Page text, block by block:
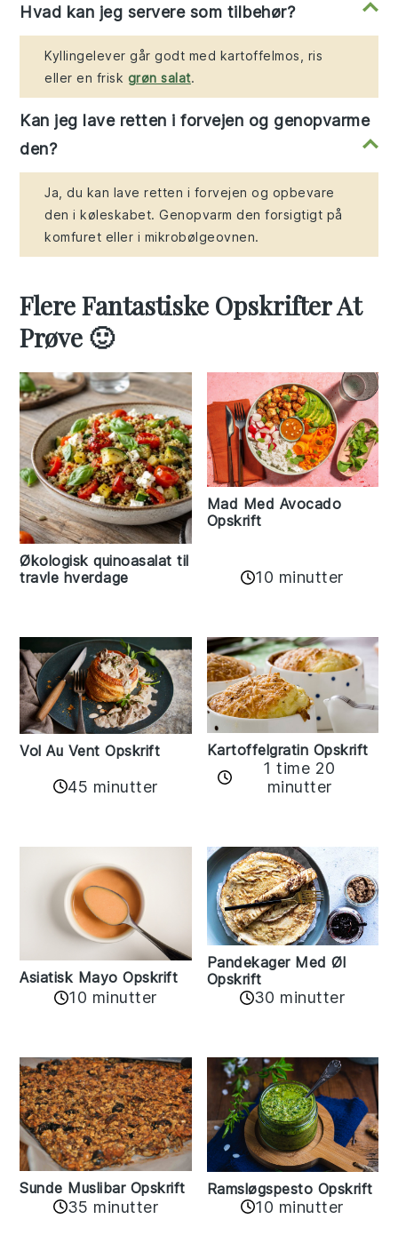
Hvad kan jeg servere som tilbehør?
Kyllingelever går godt med kartoffelmos, ris
eller en frisk grøn salat.
Kan jeg lave retten i forvejen og genopvarme
den?
Ja, du kan lave retten i forvejen og opbevare
den i køleskabet. Genopvarm den forsigtigt på
komfuret eller i mikrobølgeovnen.
Flere Fantastiske Opskrifter At
Prøve 🙂
Økologisk quinoasalat til
travle hverdage
Mad Med Avocado
Opskrift
10 minutter
Vol Au Vent Opskrift
45 minutter
Kartoffelgratin Opskrift
1 time 20
minutter
Asiatisk Mayo Opskrift
10 minutter
Pandekager Med Øl
Opskrift
30 minutter
Sunde Muslibar Opskrift
35 minutter
Ramsløgspesto Opskrift
10 minutter